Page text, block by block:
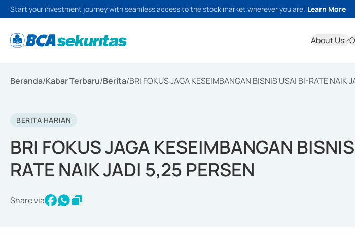
Start your investment journey with seamless access to the stock market wherever you are. Learn More
About Us
Beranda/Kabar Terbaru/Berita/BRI FOKUS JAGA KESEIMBANGAN BISNIS USAI BI-RATE NAIK
BERITA HARIAN
BRI FOKUS JAGA KESEIMBANGAN
RATE NAIK JADI 5,25 PERSEN
Share via